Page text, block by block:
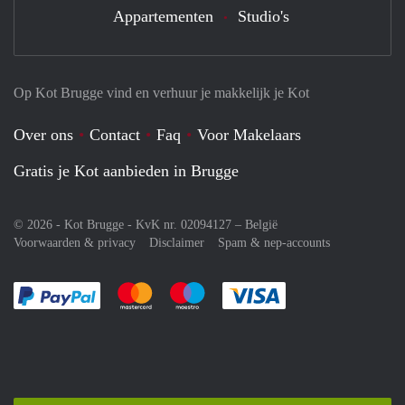
Op Kot Brugge vind en verhuur je makkelijk je Kot
Over ons Contact Faq
Voor Makelaars
Gratis je Kot aanbieden in Brugge
© 2026 - Kot Brugge - KvK nr. 02094127 – België
Voorwaarden & privacy
Disclaimer Spam & nep-accounts
Je rekent gemakkelijk af met Paypal
Je rekent gemakkelijk af met Mastercard
Je rekent gemakkelijk af met Meastro
Appartementen Studio's